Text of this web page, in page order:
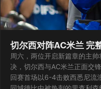
切尔西对阵AC米兰 完
周六，两位开启新篇章的主
决，切尔西与AC米兰正面交
回赛首场以6-4击败西悉尼流